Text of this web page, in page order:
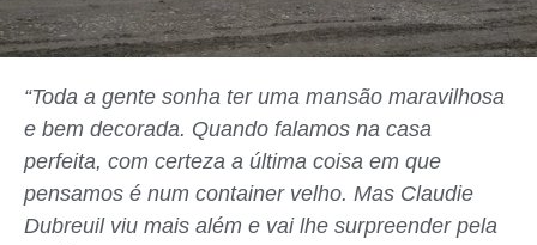
“Toda a gente sonha ter uma mansão maravilhosa
e bem decorada. Quando falamos na casa
perfeita, com certeza a última coisa em que
pensamos é num container velho. Mas Claudie
Dubreuil viu mais além e vai lhe surpreender pela